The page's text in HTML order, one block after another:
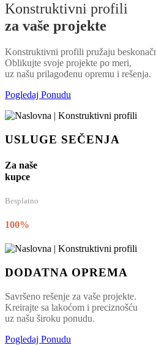
Konstruktivni profili
za vaše projekte
Konstruktivni profili pružaju
Oblikujte svoje projekte po meri,
uz našu prilagođenu opremu i rešenja.
Pogledaj Ponudu
USLUGE SEČENJA
Za naše
kupce
Besplatno
100%
DODATNA OPREMA
Savršeno rešenje za vaše projekte.
Kreirajte sa lakoćom i preciznošću
uz našu široku ponudu.
Pogledaj Ponudu